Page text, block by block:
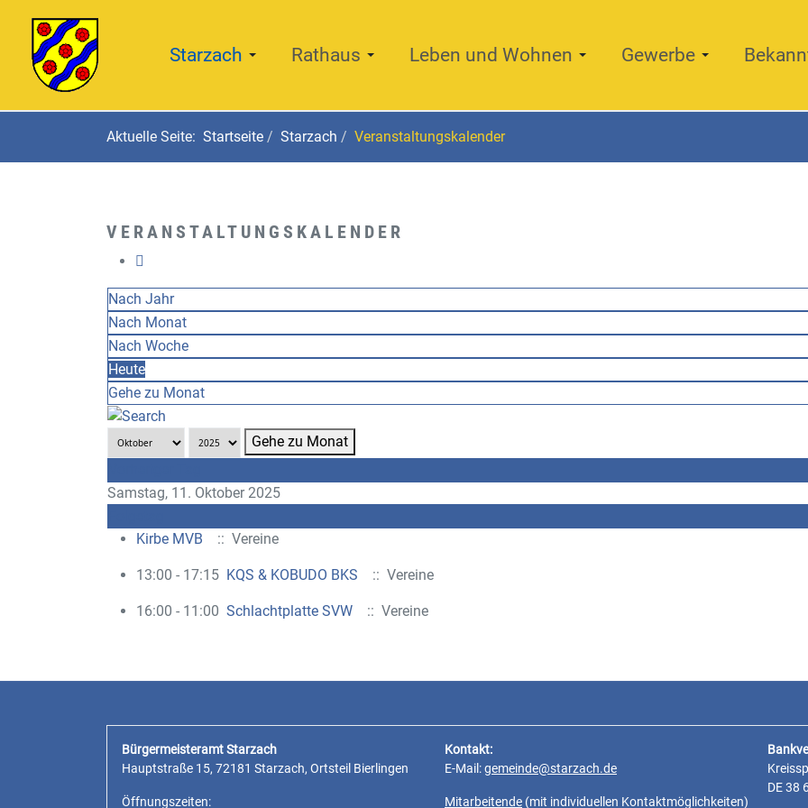
Starzach Rathaus Leben und Wohnen Gewerbe
Aktuelle Seite: Startseite Starzach Veranstaltungskalender
VERANSTALTUNGSKALENDER
Nach Jahr
Nach Monat
Nach Woche
Heute
Gehe zu Monat
Gehe zu Monat
Samstag, 11. Oktober 2025
Kirbe MVB
:: Vereine
13:00 - 17:15 KQS & KOBUDO BKS :: Vereine
16:00 - 11:00 Schlachtplatte SVW :: Vereine
Bürgermeisteramt Starzach
Hauptstraße 15, 72181 Starzach, Ortsteil Bierlingen
Öffnungszeiten:
Kontakt:
E-Mail:gemeinde@starzach.de
Mitarbeitende (mit individuellen Kontaktmöglichkeiten)
DE 38